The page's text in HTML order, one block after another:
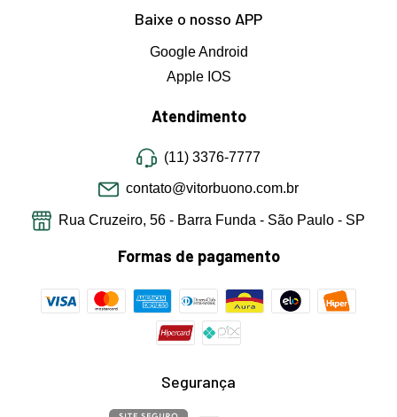
Baixe o nosso APP
Google Android
Apple IOS
Atendimento
(11) 3376-7777
contato@vitorbuono.com.br
Rua Cruzeiro, 56 - Barra Funda - São Paulo - SP
Formas de pagamento
Segurança